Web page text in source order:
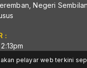
Negeri
:
pelayar web terkini